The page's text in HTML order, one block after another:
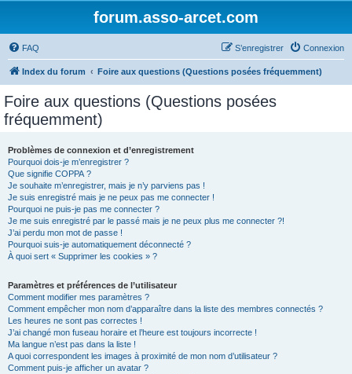
forum.asso-arcet.com
FAQ Connexion
S’enregistrer
Index du forum Foire aux questions (Questions posées fréquemment)
Foire aux questions (Questions posées
fréquemment)
Problèmes de connexion et d’enregistrement
Pourquoi dois-je m’enregistrer ?
Que signifie COPPA ?
Je souhaite m’enregistrer, mais je n’y parviens pas !
Je suis enregistré mais je ne peux pas me connecter !
Pourquoi ne puis-je pas me connecter ?
Je me suis enregistré par le passé mais je ne peux plus me connecter ?!
J’ai perdu mon mot de passe !
Pourquoi suis-je automatiquement déconnecté ?
À quoi sert « Supprimer les cookies » ?
Paramètres et préférences de l’utilisateur
Comment modifier mes paramètres ?
Comment empêcher mon nom d’apparaître dans la liste des membres connectés ?
Les heures ne sont pas correctes !
J’ai changé mon fuseau horaire et l’heure est toujours incorrecte !
Ma langue n’est pas dans la liste !
A quoi correspondent les images à proximité de mon nom d’utilisateur ?
Comment puis-je afficher un avatar ?